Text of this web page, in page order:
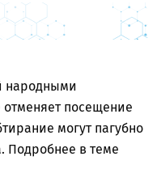
народными
отменяет посещение
могут пагубно
Подробнее в теме